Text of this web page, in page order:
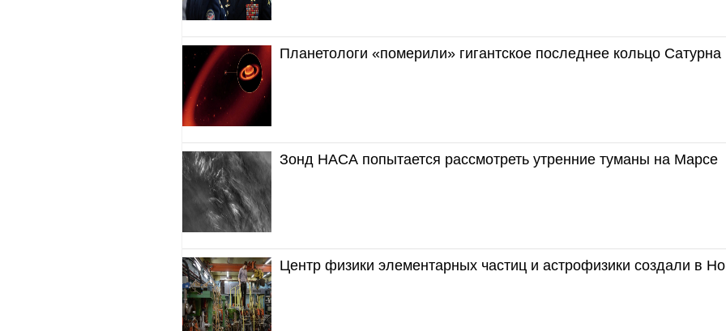
Планетологи «померили» гигантское последнее кольцо Сатурна
Зонд НАСА попытается рассмотреть утренние туманы на Марсе
Центр физики элементарных частиц и астрофизики создали в